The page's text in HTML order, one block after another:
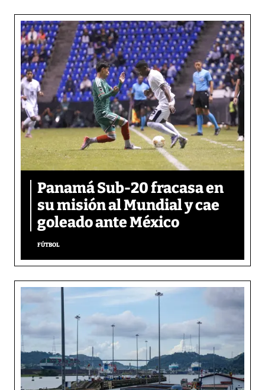
Panamá Sub-20 fracasa en
su misión al Mundial y cae
goleado ante México
FÚTBOL